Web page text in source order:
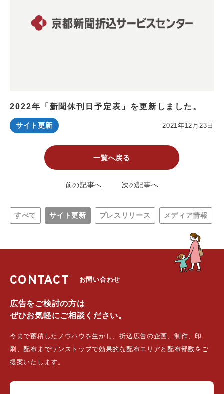
2022年「新聞休刊日予定表」を更新しました。
サイト更新 2021年12月23日
一覧へ戻る
前の記事へ 次の記事へ
すべて サイト更新 プレスリリース メディア情報
CONTACT お問い合わせ
広告をご検討の方は
ぜひお気軽にご相談ください。
今まで蓄積したノウハウを生かし、折込広告の企画、制作、印
刷、配布までワンストップで効果的な配布エリアと配布部数をご
提案いたします。